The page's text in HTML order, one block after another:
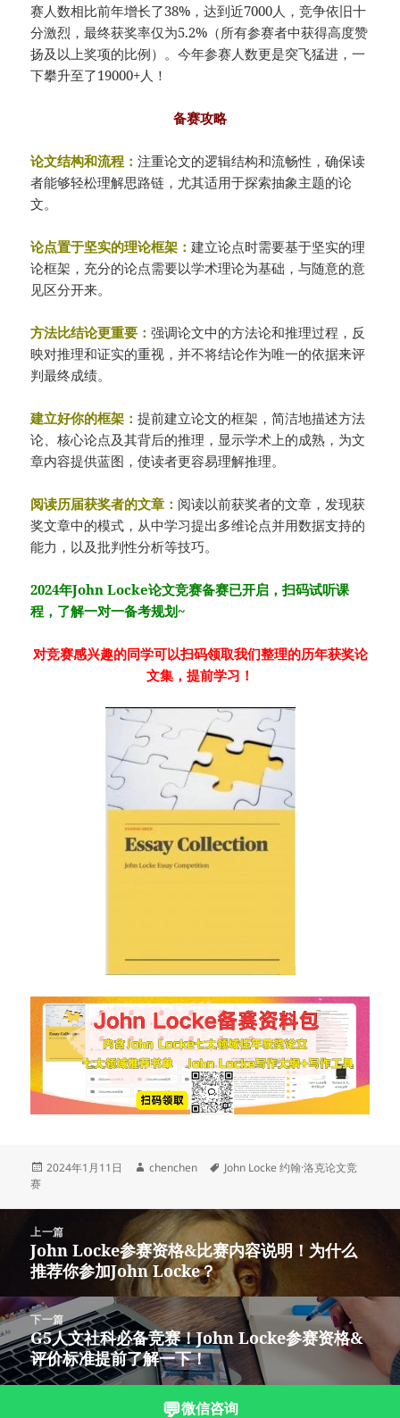
赛人数相比前年增长了38%，达到近7000人，竞争依旧十
分激烈，最终获奖率仅为5.2%（所有参赛者中获得高度赞
扬及以上奖项的比例）。今年参赛人数更是突飞猛进，一
下攀升至了19000+人！
备赛攻略
论文结构和流程：注重论文的逻辑结构和流畅性，确保读
者能够轻松理解思路链，尤其适用于探索抽象主题的论
文。
论点置于坚实的理论框架：建立论点时需要基于坚实的理
论框架，充分的论点需要以学术理论为基础，与随意的意
见区分开来。
方法比结论更重要：强调论文中的方法论和推理过程，反
映对推理和证实的重视，并不将结论作为唯一的依据来评
判最终成绩。
建立好你的框架：提前建立论文的框架，简洁地描述方法
论、核心论点及其背后的推理，显示学术上的成熟，为文
章内容提供蓝图，使读者更容易理解推理。
阅读历届获奖者的文章： 阅读以前获奖者的文章，发现获
奖文章中的模式，从中学习提出多维论点并用数据支持的
能力，以及批判性分析等技巧。
2024年John Locke论文竞赛备赛已开启，扫码试听课
程，了解一对一备考规划~
对竞赛感兴趣的同学可以扫码领取我们整理的历年获奖论
文集，提前学习！
发
2024年1月11日
作
chenchen
标
John Locke 约翰·洛克论文竞
赛
上一篇
上
篇
文
章：
John Locke参赛资格&比赛内容说明！为什么
推荐你参加John Locke？
下一篇
下
篇
文
G5人文社科必备竞赛！​John Locke参赛资格&
评价标准提前了解一下！
💬微信咨询